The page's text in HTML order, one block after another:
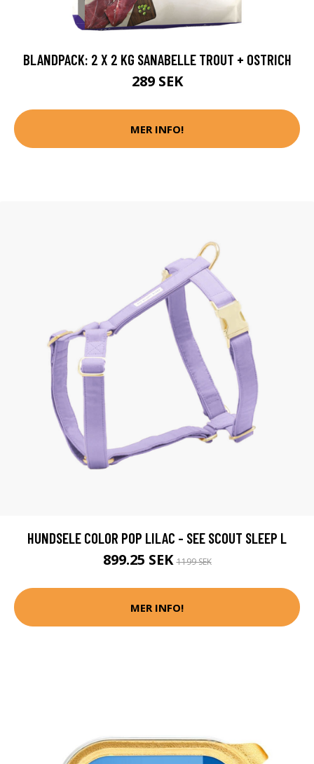
BLANDPACK: 2 X 2 KG SANABELLE TROUT + OSTRICH
289 SEK
MER INFO!
HUNDSELE COLOR POP LILAC - SEE SCOUT SLEEP L
899.25 SEK1199 SEK
MER INFO!